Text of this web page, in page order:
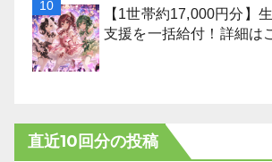
【1世帯約17,000円分】
支援を一括給付！詳細は
直近10回分の投稿